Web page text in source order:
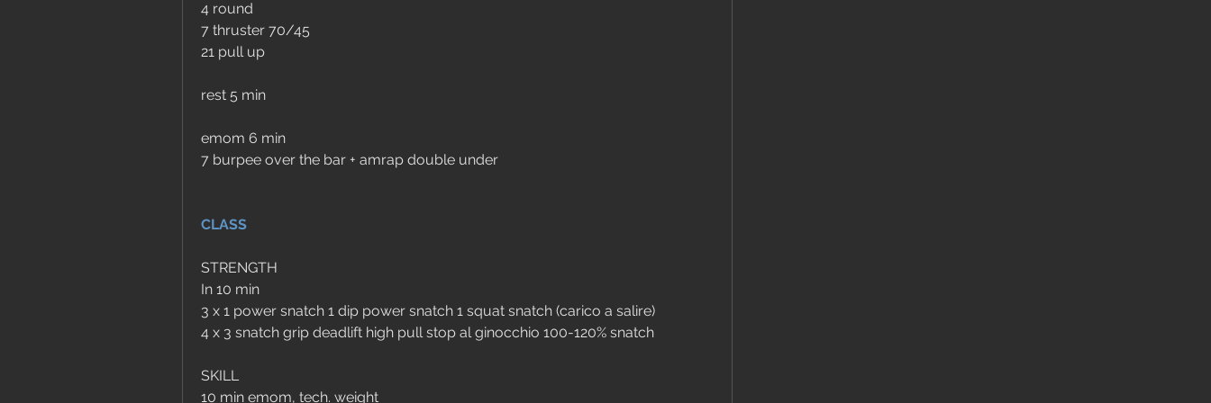
4 round
7 thruster 70/45
21 pull up
rest 5 min
emom 6 min
7 burpee over the bar + amrap double under
CLASS
STRENGTH
In 10 min
3 x 1 power snatch 1 dip power snatch 1 squat snatch (carico a salire)
4 x 3 snatch grip deadlift high pull stop al ginocchio 100-120% snatch
SKILL
10 min emom, tech. weight